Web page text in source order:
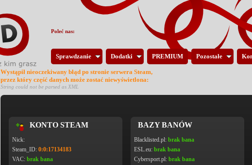
Sprawdzanie Dodatki PREMIUM Pozostałe
Wystąpił nieoczekiwany błąd po stronie serwera Steam,
przez który część danych może zostać niewyświetlona:
String could not be parsed as XML
KONTO STEAM
Nick:
Steam_ID: 0:0:17134183
VAC: brak bana
BAZY BANÓW
Blacklisted.pl: brak bana
ESL.eu: brak bana
Cybersport.pl: brak bana
Poleć nas: